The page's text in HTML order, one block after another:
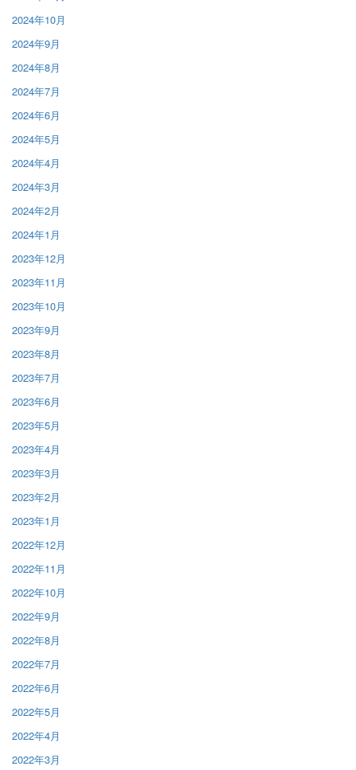
2024年10月
2024年9月
2024年8月
2024年7月
2024年6月
2024年5月
2024年4月
2024年3月
2024年2月
2024年1月
2023年12月
2023年11月
2023年10月
2023年9月
2023年8月
2023年7月
2023年6月
2023年5月
2023年4月
2023年3月
2023年2月
2023年1月
2022年12月
2022年11月
2022年10月
2022年9月
2022年8月
2022年7月
2022年6月
2022年5月
2022年4月
2022年3月